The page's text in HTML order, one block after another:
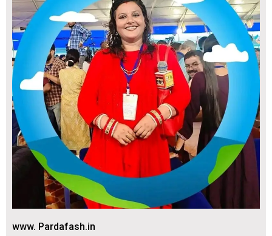
www. Pardafash.in